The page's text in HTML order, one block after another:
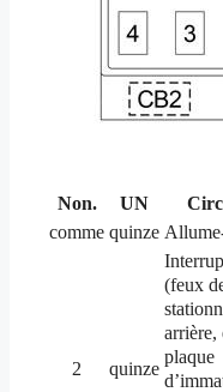
Non. UN
comme quinze
2 quinze
(feux
arrière,
plaque